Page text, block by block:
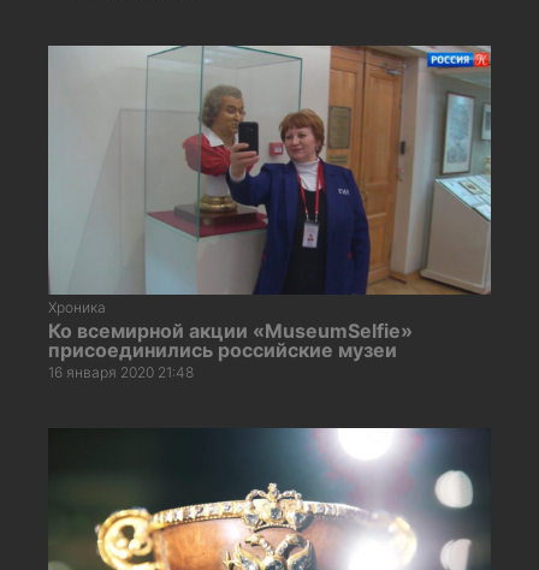
Хроника
Ко всемирной акции «MuseumSelfie»
присоединились российские музеи
16 января 2020 21:48